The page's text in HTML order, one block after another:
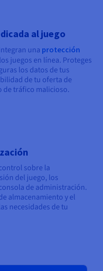
al juego
una protección
juegos en línea. Proteges
los datos de tus
de tu oferta de
de tráfico malicioso.
sobre la
del juego, los
de administración.
almacenamiento y el
necesidades de tu